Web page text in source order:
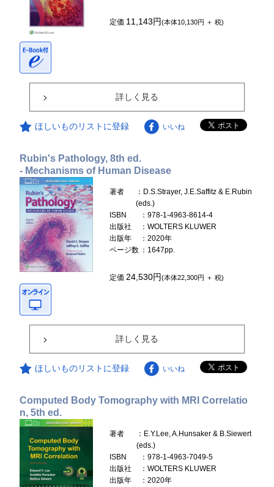
定価 11,143円(本体10,130円 ＋ 税)
詳しく見る
ほしいものリストに登録 いいね
Rubin's Pathology, 8th ed.
- Mechanisms of Human Disease
著者
：D.S.Strayer, J.E.Saffitz & E.Rubin
(eds.)
ISBN
：978-1-4963-8614-4
出版社
：WOLTERS KLUWER
出版年
：2020年
ページ数 ：1647pp.
定価24,530円(本体22,300円 ＋ 税)
詳しく見る
ほしいものリストに登録 いいね
Computed Body Tomography with MRI Correlatio
n, 5th ed.
著者
：E.Y.Lee, A.Hunsaker & B.Siewert
(eds.)
ISBN
：978-1-4963-7049-5
出版社
：WOLTERS KLUWER
出版年
：2020年